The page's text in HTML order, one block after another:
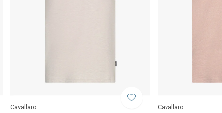
Cavallaro Cavallaro